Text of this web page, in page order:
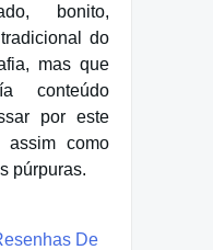
bonito,
do
mas que
conteúdo
por este
assim como
púrpuras.
De